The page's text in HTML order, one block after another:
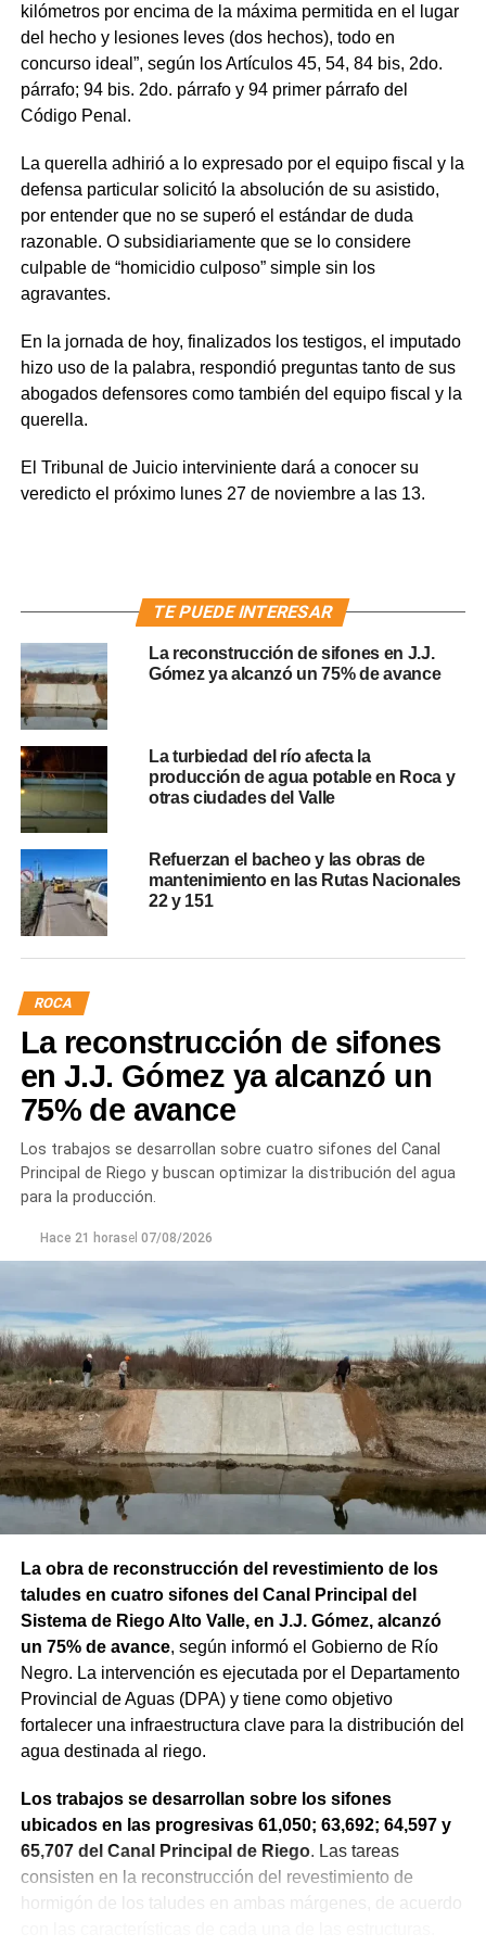
kilómetros por encima de la máxima permitida en el lugar
del hecho y lesiones leves (dos hechos), todo en
concurso ideal”, según los Artículos 45, 54, 84 bis, 2do.
párrafo; 94 bis. 2do. párrafo y 94 primer párrafo del
Código Penal.
La querella adhirió a lo expresado por el equipo fiscal y la
defensa particular solicitó la absolución de su asistido,
por entender que no se superó el estándar de duda
razonable. O subsidiariamente que se lo considere
culpable de “homicidio culposo” simple sin los
agravantes.
En la jornada de hoy, finalizados los testigos, el imputado
hizo uso de la palabra, respondió preguntas tanto de sus
abogados defensores como también del equipo fiscal y la
querella.
El Tribunal de Juicio interviniente dará a conocer su
veredicto el próximo lunes 27 de noviembre a las 13.
TE PUEDE INTERESAR
La reconstrucción de sifones en J.J.
Gómez ya alcanzó un 75% de avance
La turbiedad del río afecta la
producción de agua potable en Roca y
otras ciudades del Valle
Refuerzan el bacheo y las obras de
mantenimiento en las Rutas Nacionales
22 y 151
ROCA
La reconstrucción de sifones
en J.J. Gómez ya alcanzó un
75% de avance
Los trabajos se desarrollan sobre cuatro sifones del Canal
Principal de Riego y buscan optimizar la distribución del agua
para la producción.
Hace 21 horasel 07/08/2026
La obra de reconstrucción del revestimiento de los
taludes en cuatro sifones del Canal Principal del
Sistema de Riego Alto Valle, en J.J. Gómez, alcanzó
un 75% de avance, según informó el Gobierno de Río
Negro. La intervención es ejecutada por el Departamento
Provincial de Aguas (DPA) y tiene como objetivo
fortalecer una infraestructura clave para la distribución del
agua destinada al riego.
Los trabajos se desarrollan sobre los sifones
ubicados en las progresivas 61,050; 63,692; 64,597 y
65,707 del Canal Principal de Riego. Las tareas
consisten en la reconstrucción del revestimiento de
hormigón de los taludes en ambas márgenes, de acuerdo